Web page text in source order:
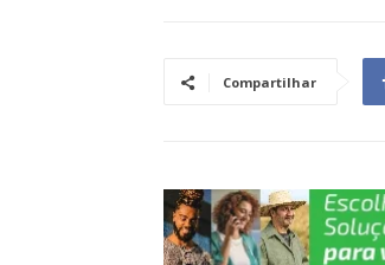
A b
k
a
n
Compartilhar